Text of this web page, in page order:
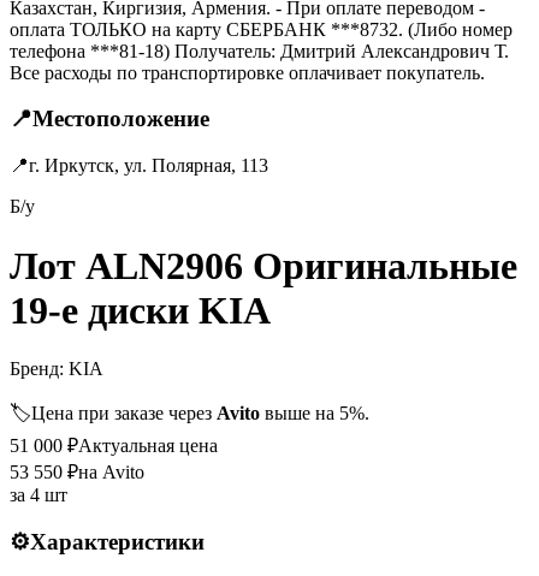
Казахстан, Киргизия, Армения. - При оплате переводом -
оплата ТОЛЬКО на карту СБЕРБАНК ***8732. (Либо номер
телефона ***81-18) Получатель: Дмитрий Александрович Т.
Все расходы по транспортировке оплачивает покупатель.
📍Местоположение
📍г. Иркутск, ул. Полярная, 113
Б/у
Лот ALN2906 Оригинальные
19-е диски KIA
Бренд: KIA
🏷️Цена при заказе через Avito выше на 5%.
51 000 ₽Актуальная цена
53 550 ₽на Avito
за 4 шт
⚙️Характеристики